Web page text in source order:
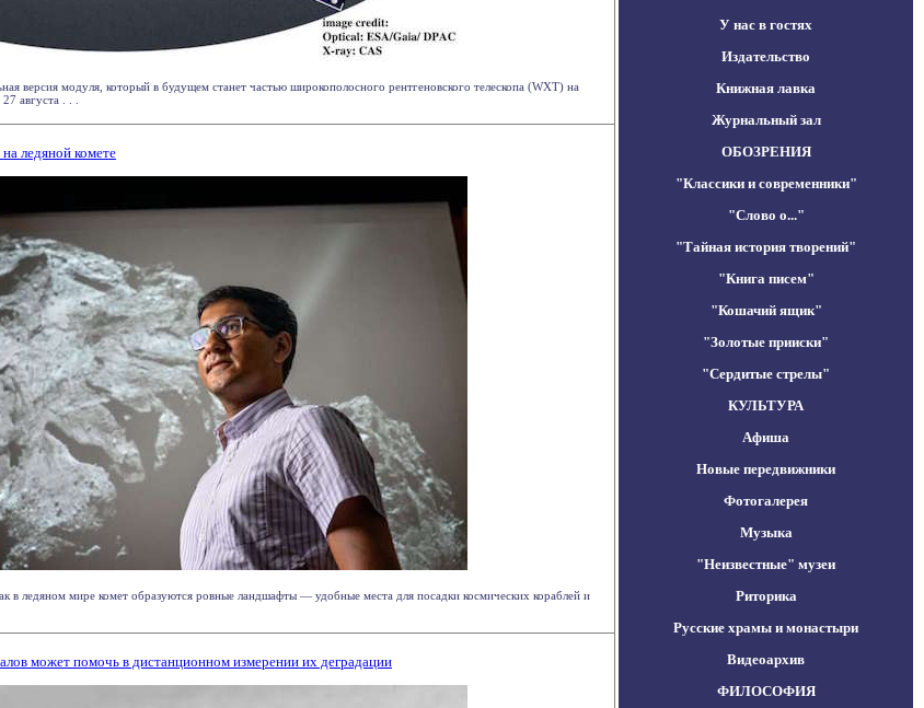
версия модуля, который в будущем станет частью широкополосного рентгеновского телескопа (WXT) на
августа . . .
ледяной комете
в ледяном мире комет образуются ровные ландшафты — удобные места для посадки космических кораблей и
может помочь в дистанционном измерении их деградации
У нас в гостях
Издательство
Книжная лавка
Журнальный зал
ОБОЗРЕНИЯ
"Классики и современники"
"Слово о..."
"Тайная история творений"
"Книга писем"
"Кошачий ящик"
"Золотые прииски"
"Сердитые стрелы"
КУЛЬТУРА
Афиша
Новые передвижники
Фотогалерея
Музыка
"Неизвестные" музеи
Риторика
Русские храмы и монастыри
Видеоархив
ФИЛОСОФИЯ